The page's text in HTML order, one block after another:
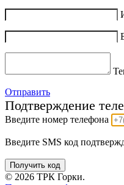
Отправить
Подтверждение
Введите номер телефона
Введите SMS код
Получить код
© 2026 ТРК Горки.